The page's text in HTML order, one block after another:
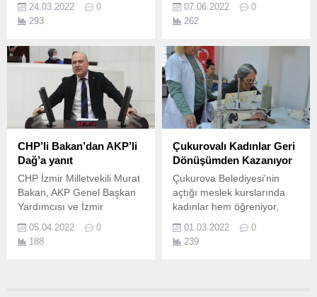
alanında faaliyet gösteren
birimi Rusatom Healthcare
24.03.2022
0
293
“Kütüphane’de Bir Akşam”
etkinliğinde, gençlerle
Büyükşehir Belediyesi, 18-
19 Haziran tarihlerinde
gerçekleştirilecek 2022
Yükseköğretim Kurumları
Sınavı’na (YKS) sayılı
günler kala Türkiye’nin en
iyi hocalarını gençlerle
buluşturdu.
07.06.2022
0
262
CHP’li Bakan’dan AKP’li
Dağ’a yanıt
CHP İzmir Milletvekili Murat
Bakan, AKP Genel Başkan
Yardımcısı ve İzmir
kent gündemine dair
açıklamalarına yanıt verdi.
05.04.2022
0
188
Çukurovalı Kadınlar Geri
Dönüşümden Kazanıyor
Çukurova Belediyesi’nin
açtığı meslek kurslarında
kadınlar hem öğreniyor,
kazanıyor.
01.03.2022
0
239